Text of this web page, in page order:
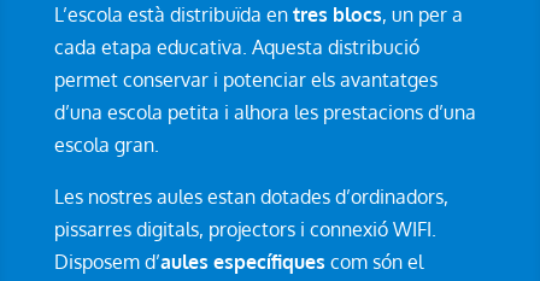
L’escola està distribuïda en tres blocs, un per a
cada etapa educativa. Aquesta distribució
permet conservar i potenciar els avantatges
d’una escola petita i alhora les prestacions d’una
escola gran.
Les nostres aules estan dotades d’ordinadors,
pissarres digitals, projectors i connexió WIFI.
Disposem d’aules específiques com són el